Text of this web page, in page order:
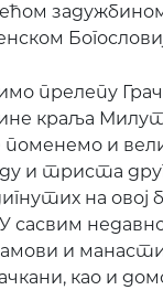
прелепу
краља
поменемо и
и триста
на овој
сасвим
и
као и